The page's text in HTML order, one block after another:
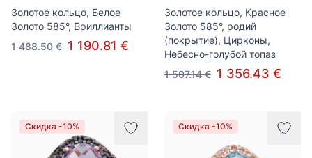
Золотое кольцо, Белое
Золото 585°, Бриллианты
1 488.50 € 1 190.81 €
Золотое кольцо, Красное
Золото 585°, родий
(покрытие), Цирконы,
Небесно-голубой топаз
1 507.14 € 1 356.43 €
Скидка -10% Скидка -10%